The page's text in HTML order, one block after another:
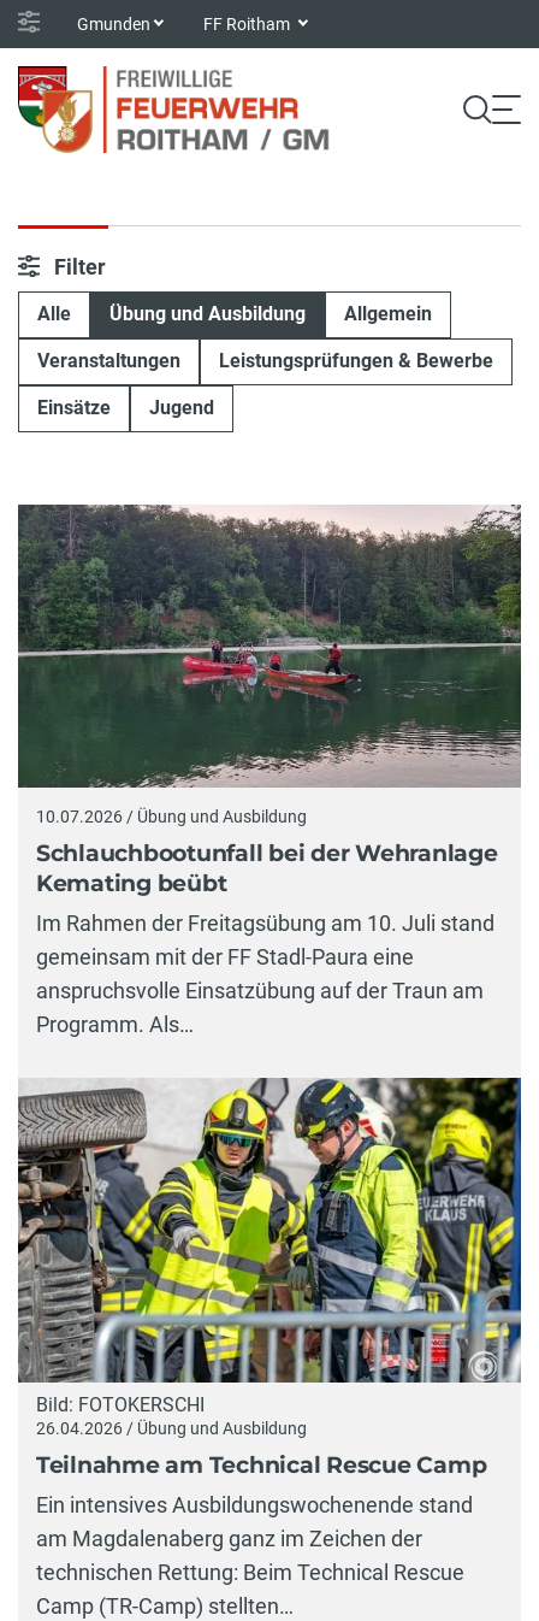
Gmunden FF Roitham
Filter
Alle Übung und Ausbildung Allgemein
Veranstaltungen Leistungsprüfungen & Bewerbe
Einsätze Jugend
10.07.2026 / Übung und Ausbildung
Schlauchbootunfall bei der Wehranlage
Kemating beübt
Im Rahmen der Freitagsübung am 10. Juli stand
gemeinsam mit der FF Stadl-Paura eine
anspruchsvolle Einsatzübung auf der Traun am
Programm. Als…
Bild: FOTOKERSCHI
26.04.2026 / Übung und Ausbildung
Teilnahme am Technical Rescue Camp
Ein intensives Ausbildungswochenende stand
am Magdalenaberg ganz im Zeichen der
technischen Rettung: Beim Technical Rescue
Camp (TR-Camp) stellten…